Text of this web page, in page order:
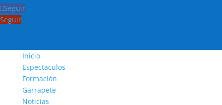
Seguir
Seguir
Inicio
Espectaculos
Formación
Garrapete
Noticias